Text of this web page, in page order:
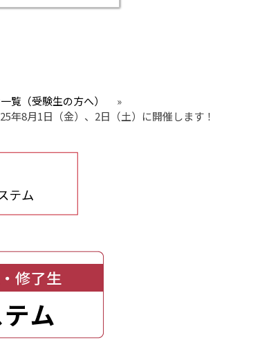
覧（受験生の方へ）
»
年8月1日（金）、2日（土）に開催します！